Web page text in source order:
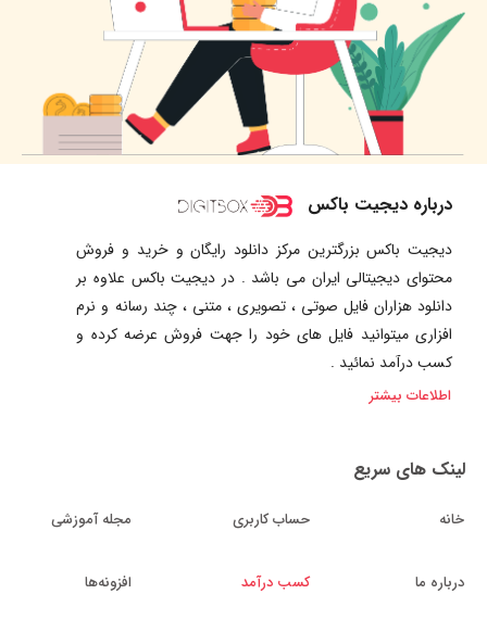
درباره دیجیت باکس
دیجیت باکس بزرگترین مرکز دانلود رایگان و خرید و فروش
محتوای دیجیتالی ایران می باشد . در دیجیت باکس علاوه بر
دانلود هزاران فایل صوتی ، تصویری ، متنی ، چند رسانه و نرم
افزاری میتوانید فایل های خود را جهت فروش عرضه کرده و
کسب درآمد نمائید .
اطلاعات بیشتر
لینک های سریع
خانه
درباره ما
حساب کاربری
کسب درآمد
مجله آموزشی
افزونه‌ها